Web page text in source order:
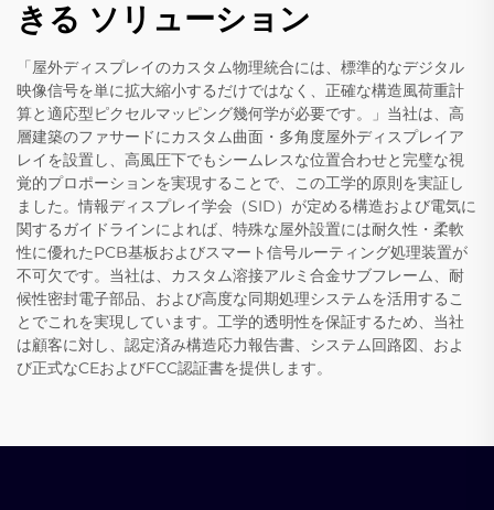
きる ソリューション
「屋外ディスプレイのカスタム物理統合には、標準的なデジタル
映像信号を単に拡大縮小するだけではなく、正確な構造風荷重計
算と適応型ピクセルマッピング幾何学が必要です。」当社は、高
層建築のファサードにカスタム曲面・多角度屋外ディスプレイア
レイを設置し、高風圧下でもシームレスな位置合わせと完璧な視
覚的プロポーションを実現することで、この工学的原則を実証し
ました。情報ディスプレイ学会（SID）が定める構造および電気に
関するガイドラインによれば、特殊な屋外設置には耐久性・柔軟
性に優れたPCB基板およびスマート信号ルーティング処理装置が
不可欠です。当社は、カスタム溶接アルミ合金サブフレーム、耐
候性密封電子部品、および高度な同期処理システムを活用するこ
とでこれを実現しています。工学的透明性を保証するため、当社
は顧客に対し、認定済み構造応力報告書、システム回路図、およ
び正式なCEおよびFCC認証書を提供します。